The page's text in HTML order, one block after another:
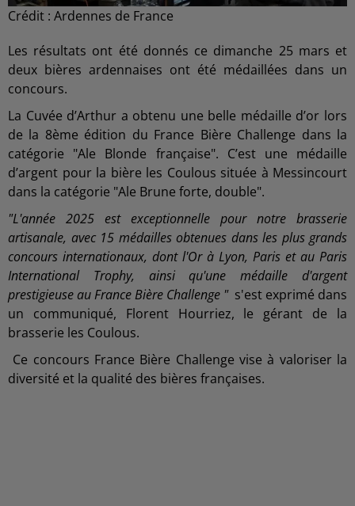
Crédit : Ardennes de France
Les résultats ont été donnés ce dimanche 25 mars et
deux bières ardennaises ont été médaillées dans un
concours.
La Cuvée d’Arthur a obtenu une belle médaille d’or lors
de la 8ème édition du France Bière Challenge dans la
catégorie "Ale Blonde française". C’est une médaille
d’argent pour la bière les Coulous située à Messincourt
dans la catégorie "Ale Brune forte, double".
"L'année 2025 est exceptionnelle pour notre brasserie
artisanale, avec 15 médailles obtenues dans les plus grands
concours internationaux, dont l'Or à Lyon, Paris et au Paris
International Trophy, ainsi qu'une médaille d'argent
prestigieuse au France Bière Challenge "s'est exprimé dans
un communiqué, Florent Hourriez, le gérant de la
brasserie les Coulous.
Ce concours France Bière Challenge vise à valoriser la
diversité et la qualité des bières françaises.